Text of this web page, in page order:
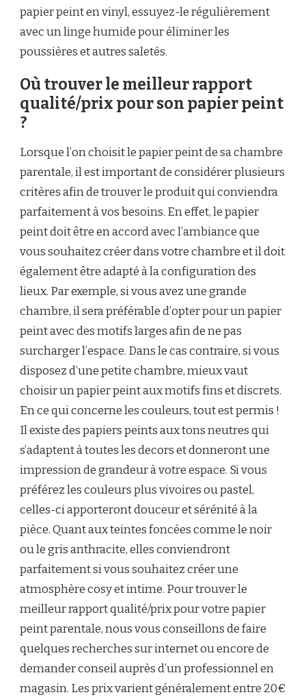
papier peint en vinyl, essuyez-le régulièrement
avec un linge humide pour éliminer les
poussières et autres saletés.
Où trouver le meilleur rapport
qualité/prix pour son papier peint
?
Lorsque l’on choisit le papier peint de sa chambre
parentale, il est important de considérer plusieurs
critères afin de trouver le produit qui conviendra
parfaitement à vos besoins. En effet, le papier
peint doit être en accord avec l’ambiance que
vous souhaitez créer dans votre chambre et il doit
également être adapté à la configuration des
lieux. Par exemple, si vous avez une grande
chambre, il sera préférable d’opter pour un papier
peint avec des motifs larges afin de ne pas
surcharger l’espace. Dans le cas contraire, si vous
disposez d’une petite chambre, mieux vaut
choisir un papier peint aux motifs fins et discrets.
En ce qui concerne les couleurs, tout est permis !
Il existe des papiers peints aux tons neutres qui
s’adaptent à toutes les decors et donneront une
impression de grandeur à votre espace. Si vous
préférez les couleurs plus vivoires ou pastel,
celles-ci apporteront douceur et sérénité à la
pièce. Quant aux teintes foncées comme le noir
ou le gris anthracite, elles conviendront
parfaitement si vous souhaitez créer une
atmosphère cosy et intime. Pour trouver le
meilleur rapport qualité/prix pour votre papier
peint parentale, nous vous conseillons de faire
quelques recherches sur internet ou encore de
demander conseil auprès d’un professionnel en
magasin. Les prix varient généralement entre 20€